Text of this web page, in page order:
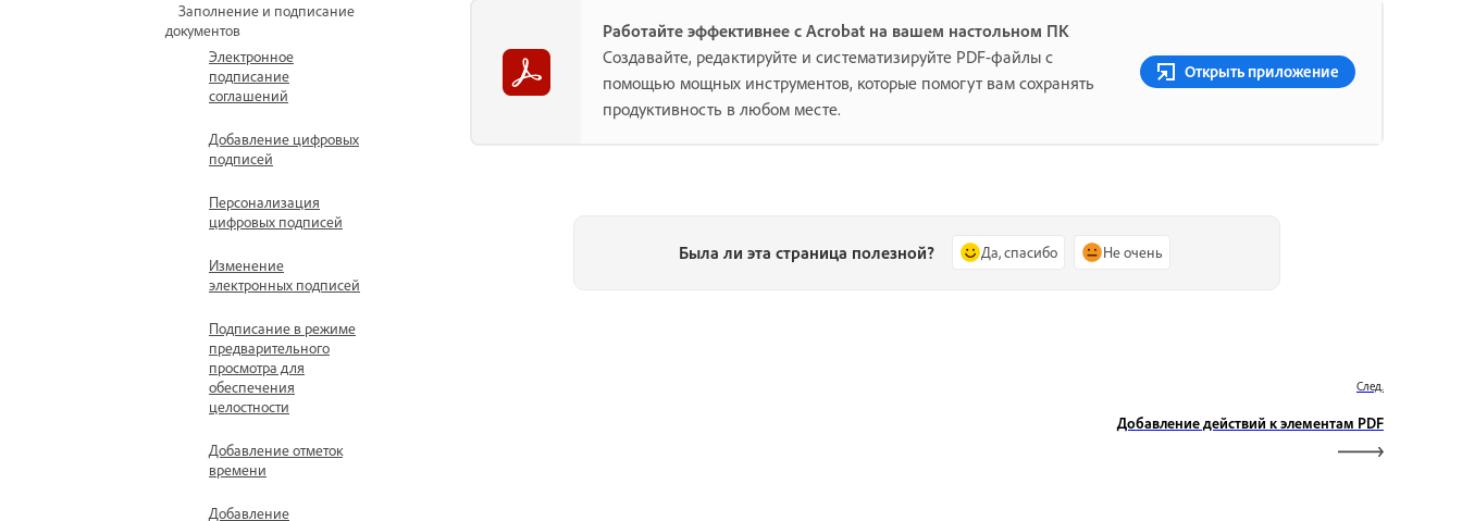
Заполнение и подписание
документов
Электронное
подписание
соглашений
Добавление цифровых
подписей
Персонализация
цифровых подписей
Изменение
электронных подписей
Подписание в режиме
предварительного
просмотра для
обеспечения
целостности
Добавление отметок
времени
Добавление
Работайте эффективнее с Acrobat на вашем настольном ПК
Создавайте, редактируйте и систематизируйте PDF-файлы с
помощью мощных инструментов, которые помогут вам сохранять
продуктивность в любом месте.
Открыть приложение
Была ли эта страница полезной? Да, спасибо Не очень
След.
Добавление действий к элементам PDF